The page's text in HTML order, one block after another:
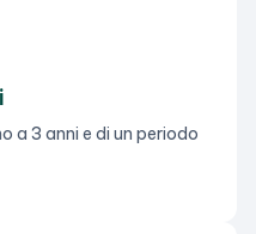
a 3 anni e di un periodo